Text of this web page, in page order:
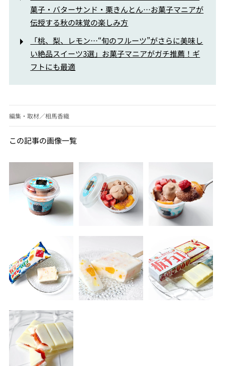
菓子・バターサンド・栗きんとん…お菓子マニアが
伝授する秋の味覚の楽しみ方
「桃、梨、レモン…“旬のフルーツ”がさらに美味し
い絶品スイーツ3選」お菓子マニアがガチ推薦！ギ
フトにも最適
編集・取材／相馬香織
この記事の画像一覧